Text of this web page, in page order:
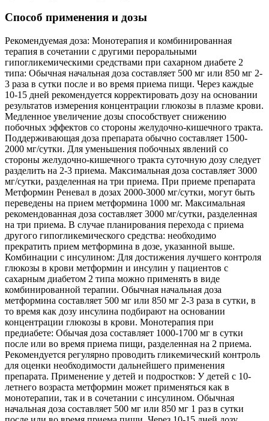
Способ применения и дозы
Рекомендуемая доза: Монотерапия и комбинированная
терапия в сочетании с другими пероральными
гипогликемическими средствами при сахарном диабете 2
типа: Обычная начальная доза составляет 500 мг или 850 мг 2-
3 раза в сутки после и во время приема пищи. Через каждые
10-15 дней рекомендуется корректировать дозу на основании
результатов измерения концентрации глюкозы в плазме крови.
Медленное увеличение дозы способствует снижению
побочных эффектов со стороны желудочно-кишечного тракта.
Поддерживающая доза препарата обычно составляет 1500-
2000 мг/сутки. Для уменьшения побочных явлений со
стороны желудочно-кишечного тракта суточную дозу следует
разделить на 2-3 приема. Максимальная доза составляет 3000
мг/сутки, разделенная на три приема. При приеме препарата
Метформин Реневал в дозах 2000-3000 мг/сутки, могут быть
переведены на прием метформина 1000 мг. Максимальная
рекомендованная доза составляет 3000 мг/сутки, разделенная
на три приема. В случае планирования перехода с приема
другого гипогликемического средства: необходимо
прекратить прием метформина в дозе, указанной выше.
Комбинации с инсулином: Для достижения лучшего контроля
глюкозы в крови метформин и инсулин у пациентов с
сахарным диабетом 2 типа можно применять в виде
комбинированной терапии. Обычная начальная доза
метформина составляет 500 мг или 850 мг 2-3 раза в сутки, в
то время как дозу инсулина подбирают на основании
концентрации глюкозы в крови. Монотерапия при
предиабете: Обычая доза составляет 1000-1700 мг в сутки
после или во время приема пищи, разделенная на 2 приема.
Рекомендуется регулярно проводить гликемический контроль
для оценки необходимости дальнейшего применения
препарата. Применение у детей и подростков: У детей с 10-
летнего возраста метформин может применяться как в
монотерапии, так и в сочетании с инсулином. Обычная
начальная доза составляет 500 мг или 850 мг 1 раз в сутки